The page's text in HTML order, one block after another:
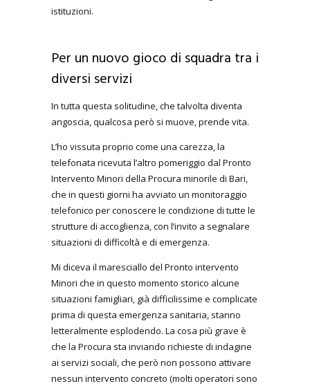
istituzioni.
Per un nuovo gioco di squadra tra i
diversi servizi
In tutta questa solitudine, che talvolta diventa
angoscia, qualcosa però si muove, prende vita.
L’ho vissuta proprio come una carezza, la
telefonata ricevuta l’altro pomeriggio dal Pronto
Intervento Minori della Procura minorile di Bari,
che in questi giorni ha avviato un monitoraggio
telefonico per conoscere le condizione di tutte le
strutture di accoglienza, con l’invito a segnalare
situazioni di difficoltà e di emergenza.
Mi diceva il maresciallo del Pronto intervento
Minori che in questo momento storico alcune
situazioni famigliari, già difficilissime e complicate
prima di questa emergenza sanitaria, stanno
letteralmente esplodendo. La cosa più grave è
che la Procura sta inviando richieste di indagine
ai servizi sociali, che però non possono attivare
nessun intervento concreto (molti operatori sono